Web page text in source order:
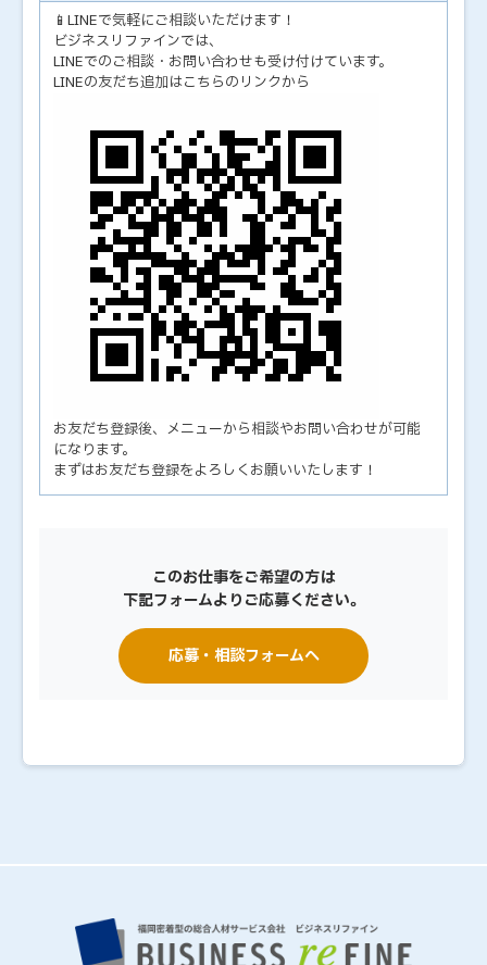
📱LINEで気軽にご相談いただけます！
ビジネスリファインでは、
LINEでのご相談・お問い合わせも受け付けています。
LINEの友だち追加はこちらのリンクから
お友だち登録後、メニューから相談やお問い合わせが可能
になります。
まずはお友だち登録をよろしくお願いいたします！
このお仕事をご希望の方は
下記フォームよりご応募ください。
応募・相談フォームへ